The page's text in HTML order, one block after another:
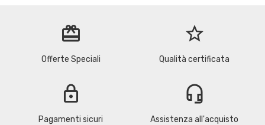
redeem
Offerte Speciali
star_border
Qualità certificata
lock
Pagamenti sicuri
headset_mic
Assistenza all'acquisto